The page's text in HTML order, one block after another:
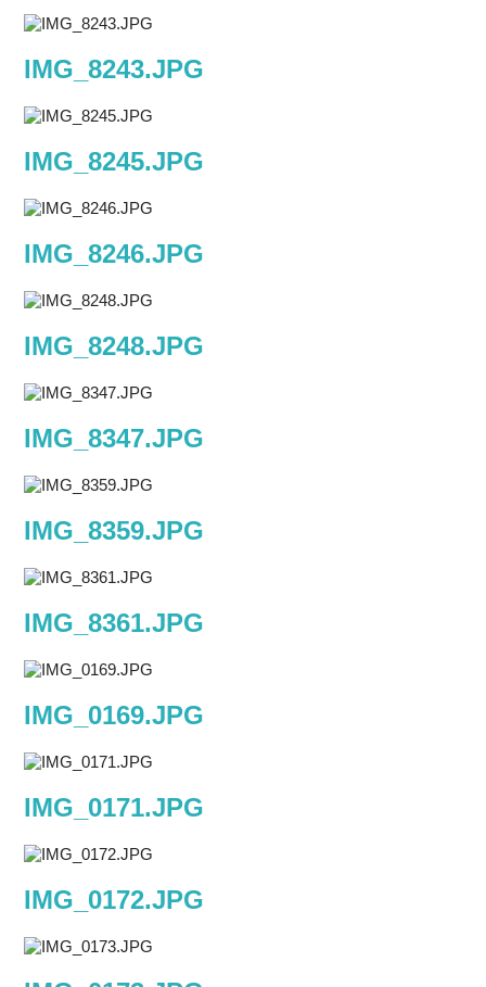
IMG_8243.JPG
IMG_8245.JPG
IMG_8246.JPG
IMG_8248.JPG
IMG_8347.JPG
IMG_8359.JPG
IMG_8361.JPG
IMG_0169.JPG
IMG_0171.JPG
IMG_0172.JPG